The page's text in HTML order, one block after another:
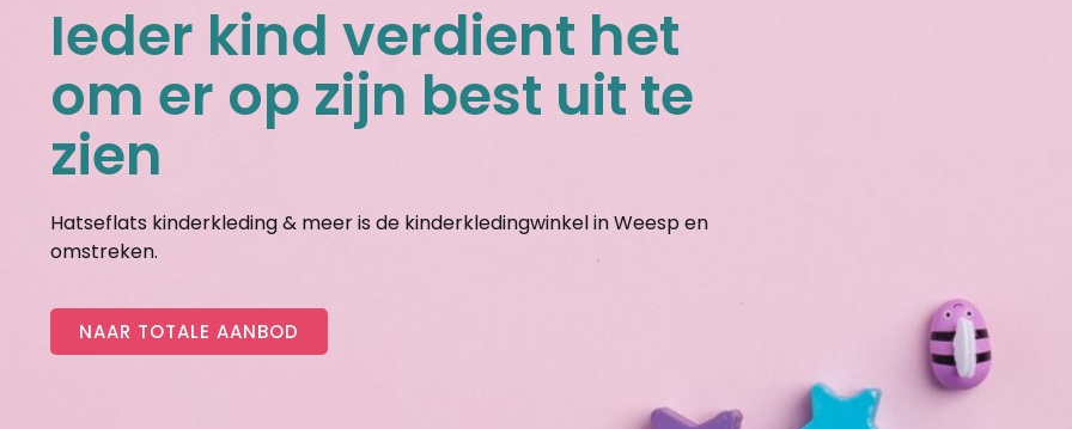
Ieder kind verdient het
om er op zijn best uit te
zien
Hatseflats kinderkleding & meer is de kinderkledingwinkel in Weesp en
omstreken.
NAAR TOTALE AANBOD